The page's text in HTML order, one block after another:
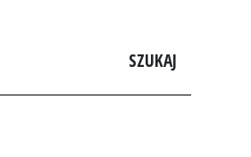
SZUKAJ